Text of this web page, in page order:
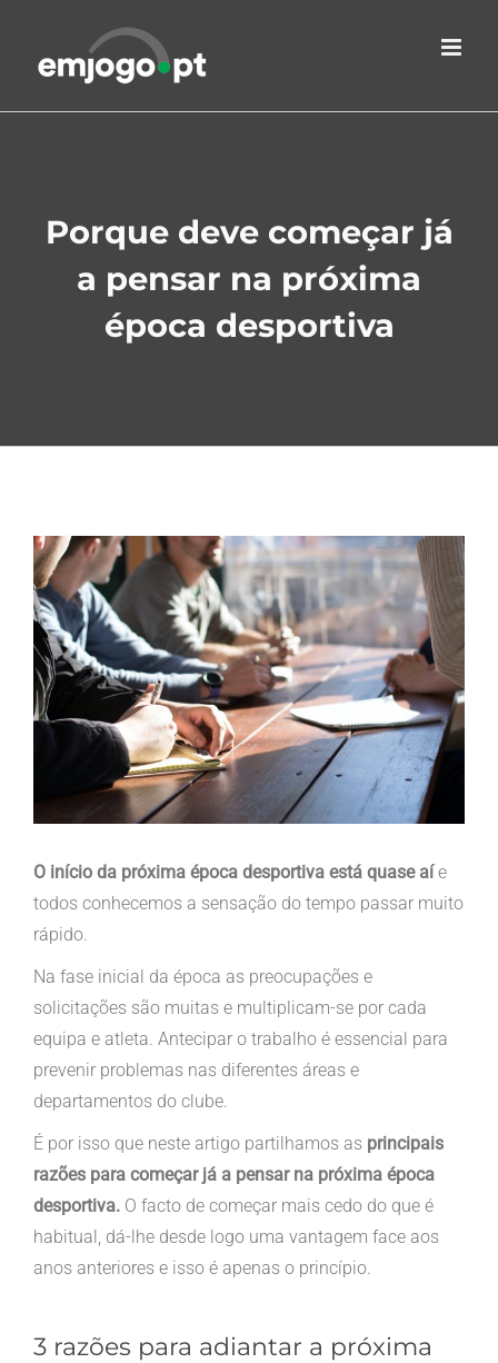
content
Porque deve começar já
a pensar na próxima
época desportiva
View
Larger
Image
O início da próxima época desportiva está quase aíe
todos conhecemos a sensação do tempo passar muito
rápido.
Na fase inicial da época as preocupações e
solicitações são muitas e multiplicam-se por cada
equipa e atleta. Antecipar o trabalho é essencial para
prevenir problemas nas diferentes áreas e
departamentos do clube.
É por isso que neste artigo partilhamos as principais
razões para começar já a pensar na próxima época
desportiva.O facto de começar mais cedo do que é
habitual, dá-lhe desde logo uma vantagem face aos
anos anteriores e isso é apenas o princípio.
3 razões para adiantar a próxima